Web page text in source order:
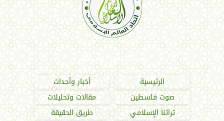
اتحاد العالم الإسلامي
الرئيسية
أخبار وأحداث
صوت فلسطين
مقالات وتحليلات
تراثنا الإسلامي
طريق الحقيقة